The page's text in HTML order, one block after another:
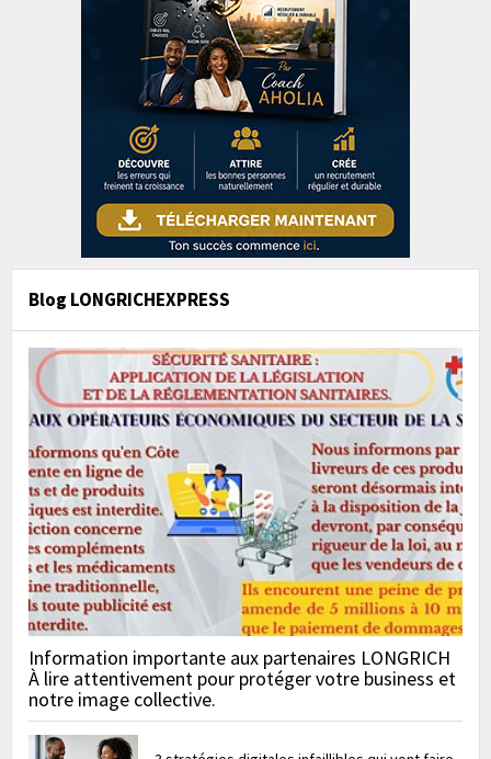
Blog LONGRICHEXPRESS
Information importante aux partenaires LONGRICH
À lire attentivement pour protéger votre business et
notre image collective.